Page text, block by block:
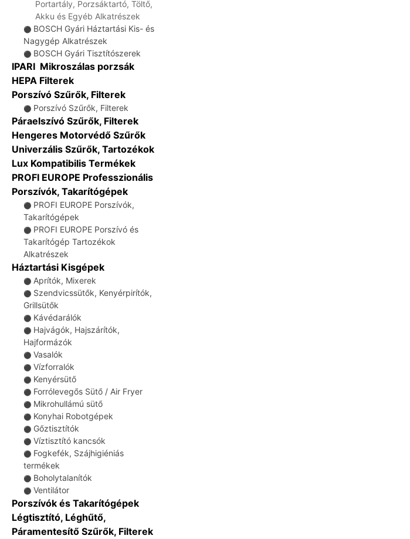
Portartály, Porzsáktartó, Töltő,
Akku és Egyéb Alkatrészek
⚫ BOSCH Gyári Háztartási Kis- és
Nagygép Alkatrészek
⚫ BOSCH Gyári Tisztítószerek
IPARI Mikroszálas porzsák
HEPA Filterek
Porszívó Szűrők, Filterek
⚫ Porszívó Szűrők, Filterek
Páraelszívó Szűrők, Filterek
Hengeres Motorvédő Szűrők
Univerzális Szűrők, Tartozékok
Lux Kompatibilis Termékek
PROFI EUROPE Professzionális
Porszívók, Takarítógépek
⚫ PROFI EUROPE Porszívók,
Takarítógépek
⚫ PROFI EUROPE Porszívó és
Takarítógép Tartozékok
Alkatrészek
Háztartási Kisgépek
⚫ Aprítók, Mixerek
⚫ Szendvicssütők, Kenyérpirítók,
Grillsütők
⚫ Kávédarálók
⚫ Hajvágók, Hajszárítók,
Hajformázók
⚫ Vasalók
⚫ Vízforralók
⚫ Kenyérsütő
⚫ Forrólevegős Sütő / Air Fryer
⚫ Mikrohullámú sütő
⚫ Konyhai Robotgépek
⚫ Gőztisztítók
⚫ Víztisztító kancsók
⚫ Fogkefék, Szájhigiéniás
termékek
⚫ Boholytalanítók
⚫ Ventilátor
Porszívók és Takarítógépek
Légtisztító, Léghűtő,
Páramentesítő Szűrők, Filterek